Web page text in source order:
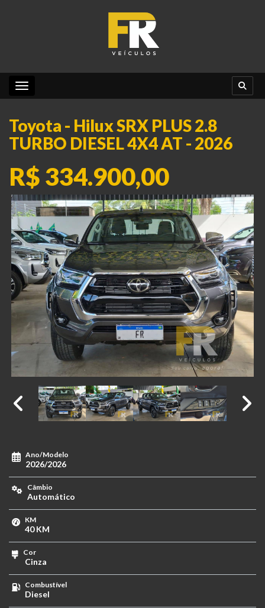
Toggle navigation
Toyota - Hilux SRX PLUS 2.8
TURBO DIESEL 4X4 AT - 2026
R$ 334.900,00
Ano/Modelo
2026/2026
Câmbio
Automático
KM
40 KM
Cor
Cinza
Combustível
Diesel